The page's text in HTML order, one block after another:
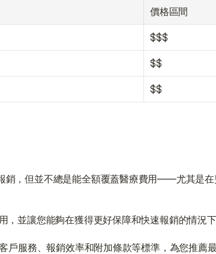
價格區間
$$$
$$
$$
銷，但並不總是能全額覆蓋醫療費用——尤其是
，並讓您能夠在獲得更好保障和快速報銷的情況
服務、報銷效率和附加條款等標準，為您推薦